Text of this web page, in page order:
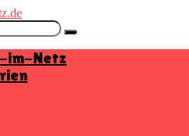
im-Netz